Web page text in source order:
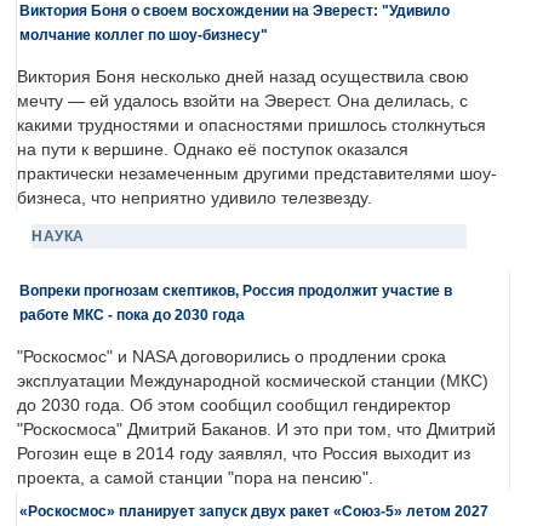
Виктория Боня о своем восхождении на Эверест: "Удивило
молчание коллег по шоу-бизнесу"
Виктория Боня несколько дней назад осуществила свою
мечту — ей удалось взойти на Эверест. Она делилась, с
какими трудностями и опасностями пришлось столкнуться
на пути к вершине. Однако её поступок оказался
практически незамеченным другими представителями шоу-
бизнеса, что неприятно удивило телезвезду.
НАУКА
Вопреки прогнозам скептиков, Россия продолжит участие в
работе МКС - пока до 2030 года
"Роскосмос" и NASA договорились о продлении срока
эксплуатации Международной космической станции (МКС)
до 2030 года. Об этом сообщил сообщил гендиректор
"Роскосмоса" Дмитрий Баканов. И это при том, что Дмитрий
Рогозин еще в 2014 году заявлял, что Россия выходит из
проекта, а самой станции "пора на пенсию".
«Роскосмос» планирует запуск двух ракет «Союз-5» летом 2027